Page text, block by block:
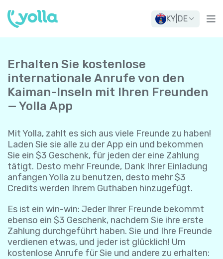
KY DE
Erhalten Sie kostenlose
internationale Anrufe von den
Kaiman-Inseln mit Ihren Freunden
— Yolla App
Mit Yolla, zahlt es sich aus viele Freunde zu haben!
Laden Sie sie alle zu der App ein und bekommen
Sie ein $3 Geschenk, für jeden der eine Zahlung
tätigt. Desto mehr Freunde, Dank Ihrer Einladung
anfangen Yolla zu benutzen, desto mehr $3
Credits werden Ihrem Guthaben hinzugefügt.
Es ist ein win-win: Jeder Ihrer Freunde bekommt
ebenso ein $3 Geschenk, nachdem Sie ihre erste
Zahlung durchgeführt haben. Sie und Ihre Freunde
verdienen etwas, und jeder ist glücklich! Um
kostenlose Anrufe für Sie und andere zu erhalten: